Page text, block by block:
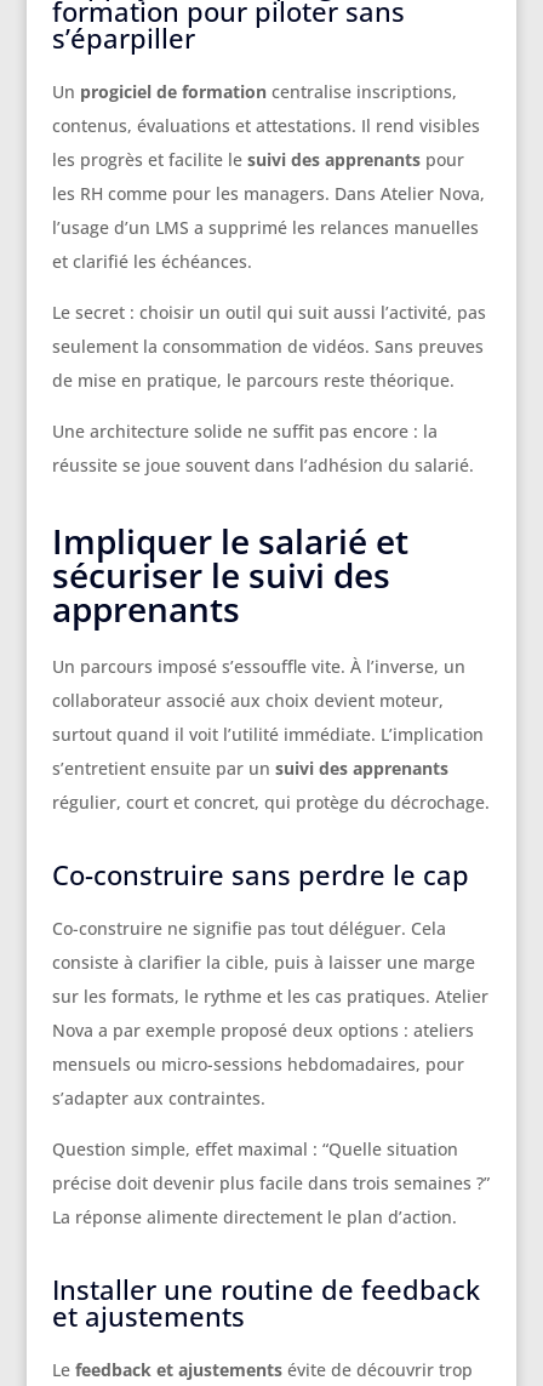
formation pour piloter sans
s’éparpiller
Un progiciel de formationcentralise inscriptions,
contenus, évaluations et attestations. Il rend visibles
les progrès et facilite le suivi des apprenantspour
les RH comme pour les managers. Dans Atelier Nova,
l’usage d’un LMS a supprimé les relances manuelles
et clarifié les échéances.
Le secret : choisir un outil qui suit aussi l’activité, pas
seulement la consommation de vidéos. Sans preuves
de mise en pratique, le parcours reste théorique.
Une architecture solide ne suffit pas encore : la
réussite se joue souvent dans l’adhésion du salarié.
Impliquer le salarié et
sécuriser le suivi des
apprenants
Un parcours imposé s’essouffle vite. À l’inverse, un
collaborateur associé aux choix devient moteur,
surtout quand il voit l’utilité immédiate. L’implication
s’entretient ensuite par un suivi des apprenants
régulier, court et concret, qui protège du décrochage.
Co-construire sans perdre le cap
Co-construire ne signifie pas tout déléguer. Cela
consiste à clarifier la cible, puis à laisser une marge
sur les formats, le rythme et les cas pratiques. Atelier
Nova a par exemple proposé deux options : ateliers
mensuels ou micro-sessions hebdomadaires, pour
s’adapter aux contraintes.
Question simple, effet maximal : “Quelle situation
précise doit devenir plus facile dans trois semaines ?”
La réponse alimente directement le plan d’action.
Installer une routine de feedback
et ajustements
Le feedback et ajustementsévite de découvrir trop